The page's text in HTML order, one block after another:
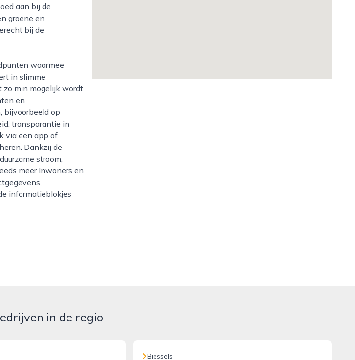
aan bij de
groene en
bij de
in slimme
min mogelijk wordt
en
bijvoorbeeld op
transparantie in
via een app of
Dankzij de
stroom,
meer inwoners en
informatieblokjes
in de regio
Biessels